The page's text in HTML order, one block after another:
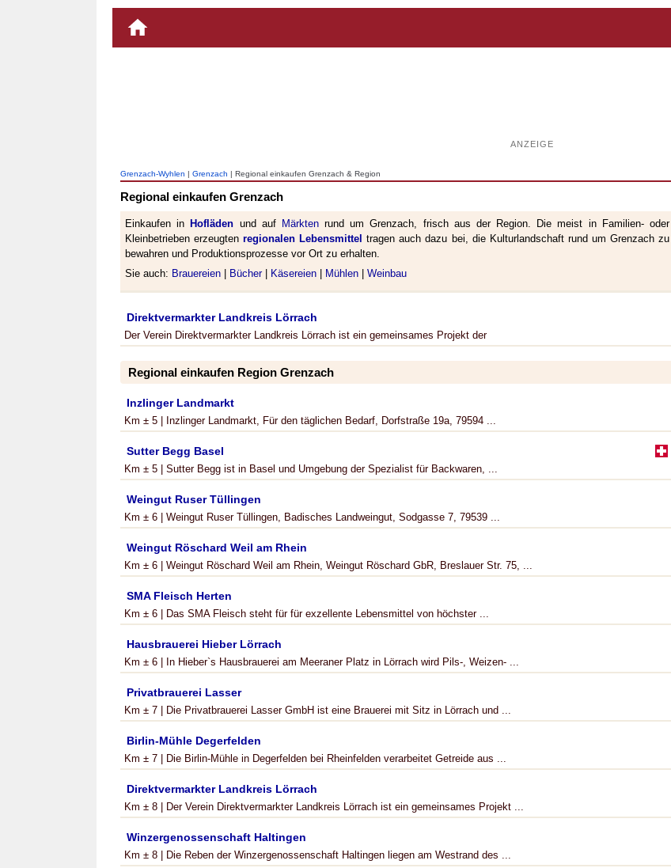
ANZEIGE
Grenzach-Wyhlen | Grenzach | Regional einkaufen Grenzach & Region
Regional einkaufen Grenzach
Einkaufen in Hofläden und auf Märktenrund um Grenzach, frisch aus der Region. Die meist in Familien- oder
Kleinbetrieben erzeugtenregionalen Lebensmittel tragen auch dazu bei, die Kulturlandschaft rund um Grenzach zu
bewahren und Produktionsprozesse vor Ort zu erhalten.
Sie auch: Brauereien Bücher| Käsereien Mühlen Weinbau
Direktvermarkter Landkreis Lörrach
Der Verein Direktvermarkter Landkreis Lörrach ist ein gemeinsames Projekt der
Regional einkaufen Region Grenzach
Inzlinger Landmarkt
Km ± 5 | Inzlinger Landmarkt, Für den täglichen Bedarf, Dorfstraße 19a, 79594 ...
Sutter Begg Basel
Km ± 5 | Sutter Begg ist in Basel und Umgebung der Spezialist für Backwaren, ...
Weingut Ruser Tüllingen
Km ± 6 | Weingut Ruser Tüllingen, Badisches Landweingut, Sodgasse 7, 79539 ...
Weingut Röschard Weil am Rhein
Km ± 6 | Weingut Röschard Weil am Rhein, Weingut Röschard GbR, Breslauer Str. 75, ...
SMA Fleisch Herten
Km ± 6 | Das SMA Fleisch steht für für exzellente Lebensmittel von höchster ...
Hausbrauerei Hieber Lörrach
Km ± 6 | In Hieber`s Hausbrauerei am Meeraner Platz in Lörrach wird Pils-, Weizen- ...
Privatbrauerei Lasser
Km ± 7 | Die Privatbrauerei Lasser GmbH ist eine Brauerei mit Sitz in Lörrach und ...
Birlin-Mühle Degerfelden
Km ± 7 | Die Birlin-Mühle in Degerfelden bei Rheinfelden verarbeitet Getreide aus ...
Direktvermarkter Landkreis Lörrach
Km ± 8 | Der Verein Direktvermarkter Landkreis Lörrach ist ein gemeinsames Projekt ...
Winzergenossenschaft Haltingen
Km ± 8 | Die Reben der Winzergenossenschaft Haltingen liegen am Westrand des ...